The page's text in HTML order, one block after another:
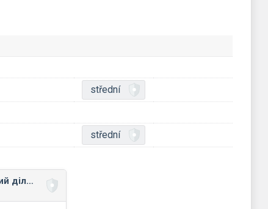
střední
střední
Найбільший спільний дільник без застосування степенів